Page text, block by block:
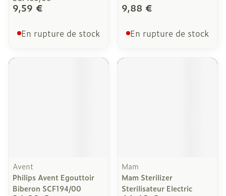
9,59 €
En rupture de stock
9,88 €
En rupture de stock
Avent
Philips Avent Egouttoir
Biberon SCF194/00
Mam
Mam Sterilizer
Sterilisateur Electric